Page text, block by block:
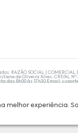
melhor experiência.
RAZÃO SOCIAL | COMERCIAL
de Oliveira Alves, CRF/AL
das 8h00 às 17h30 Email:
substituem as orientações
Se os sintomas persistirem,
realizar suas compras com
confirmação da disponibilidade